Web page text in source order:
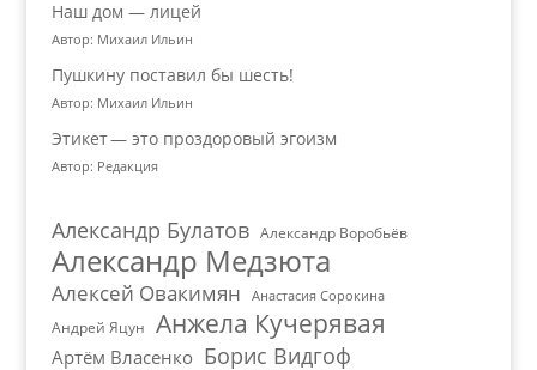
Наш дом — лицей
Автор: Михаил Ильин
Пушкину поставил бы шесть!
Автор: Михаил Ильин
Этикет — это проздоровый эгоизм
Автор: Редакция
Александр Булатов Александр Воробьёв
Александр Медзюта
Алексей Овакимян Анастасия Сорокина
Андрей Яцун Анжела Кучерявая
Артём Власенко Борис Видгоф